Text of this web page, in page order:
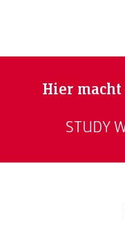
Hier
STUDY